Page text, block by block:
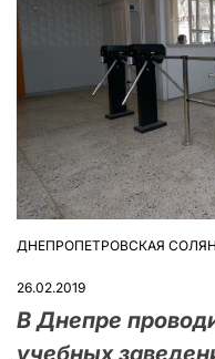
ОПУБЛІКУВАТИ
ДНЕПРОПЕТРОВСКАЯ
26.02.2019
В Днепре
учебных